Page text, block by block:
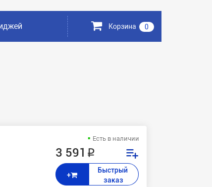
Корзина 0
Есть в наличии
3 591 ₽
+
Быстрый
заказ